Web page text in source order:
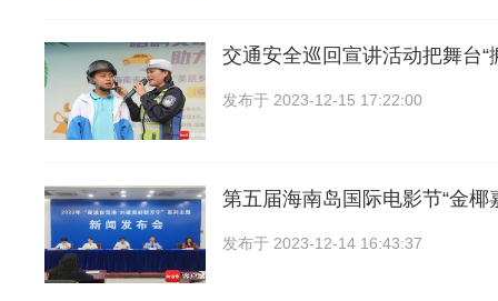
交通安全巡回宣讲活动把舞台“
发布于 2023-12-15 17:22:00
第五届海南岛国际电影节“金椰
发布于 2023-12-14 16:43:37